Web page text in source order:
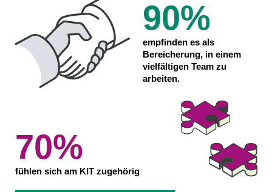
90%
empfinden es als
Bereicherung, in einem
vielfältigen Team zu
arbeiten.
70%
fühlen sich am KIT zugehörig